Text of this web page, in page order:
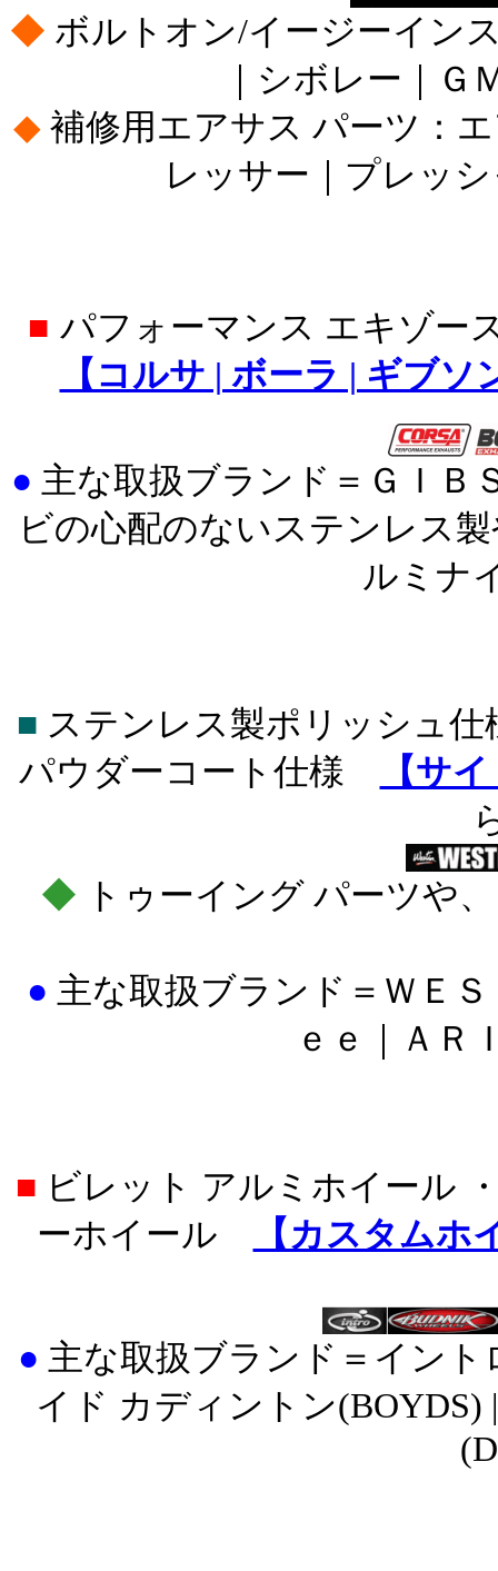
◆ ボルトオン/イージーイン
｜シボレー｜Ｇ
◆ 補修用エアサス パーツ：
レッサー｜プレッ
■ パフォーマンス エキゾー
【コルサ | ボーラ | ギブ
● 主な取扱ブランド＝ＧＩＢ
ビの心配のないステンレス
ルミナ
■ ステンレス製ポリッシュ
パウダーコート仕様
【サ
◆ トゥーイング パーツや
● 主な取扱ブランド＝ ＷＥ
ｅｅ｜ＡＲ
■ ビレット アルミホイール
ーホイール
【カスタム
● 主な取扱ブランド＝イント
イド カディントン